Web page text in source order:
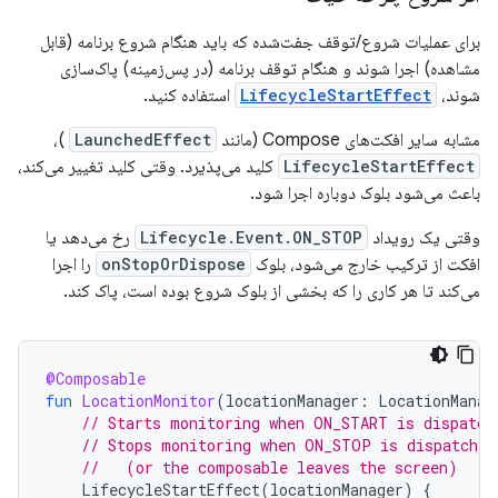
برای عملیات شروع/توقف جفت‌شده که باید هنگام شروع برنامه (قابل
مشاهده) اجرا شوند و هنگام توقف برنامه (در پس‌زمینه) پاک‌سازی
شوند، LifecycleStartEffect استفاده کنید.
مشابه سایر افکت‌های Compose (مانند
LaunchedEffect )،
LifecycleStartEffect کلید می‌پذیرد. وقتی کلید تغییر می‌کند،
باعث می‌شود بلوک دوباره اجرا شود.
وقتی یک رویداد Lifecycle.Event.ON_STOP رخ می‌دهد یا
افکت از ترکیب خارج می‌شود، بلوک onStopOrDispose را اجرا
می‌کند تا هر کاری را که بخشی از بلوک شروع بوده است، پاک کند.
@Composable
fun LocationMonitor(locationManager :
// Starts monitoring when ON_START is
// Stops monitoring when ON_STOP is dispatched
//   (or the composable leaves the screen)
LifecycleStartEffect(locationManager) {